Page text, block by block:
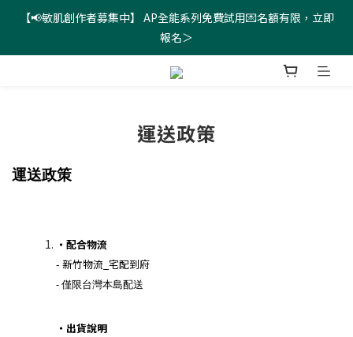
新會員招募中！新客註冊領首購9折優惠券＞
【📢敏肌創作者募集中】 AP全能系列免費試用💌名額有限，立即
報名＞
新會員招募中！新客註冊領首購9折優惠券＞
運送政策
運送政策
・配合物流
- 新竹物流_宅配到府
- 僅限台灣本島配送
・出貨說明